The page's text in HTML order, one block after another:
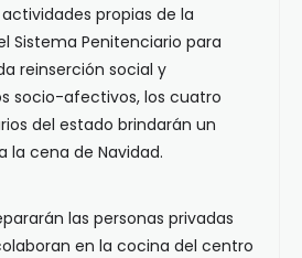
propias de la
Sistema Penitenciario para
reinserción social y
socio-afectivos, los cuatro
del estado brindarán un
la cena de Navidad.
las personas privadas
en la cocina del centro